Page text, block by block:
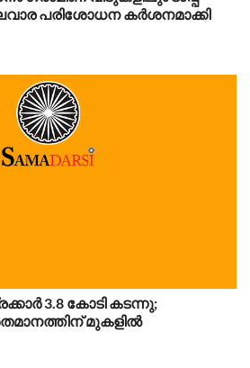
പരിശോധന കർശനമാക്കി
3.8 കോടി കടന്നു;
മുകളിൽ